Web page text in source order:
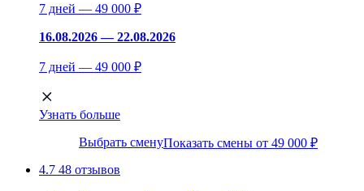
7 дней — 49 000 ₽
16.08.2026 — 22.08.2026
7 дней — 49 000 ₽
Узнать больше
Выбрать сменуПоказать смены от 49 000 ₽
4.7 48 отзывов